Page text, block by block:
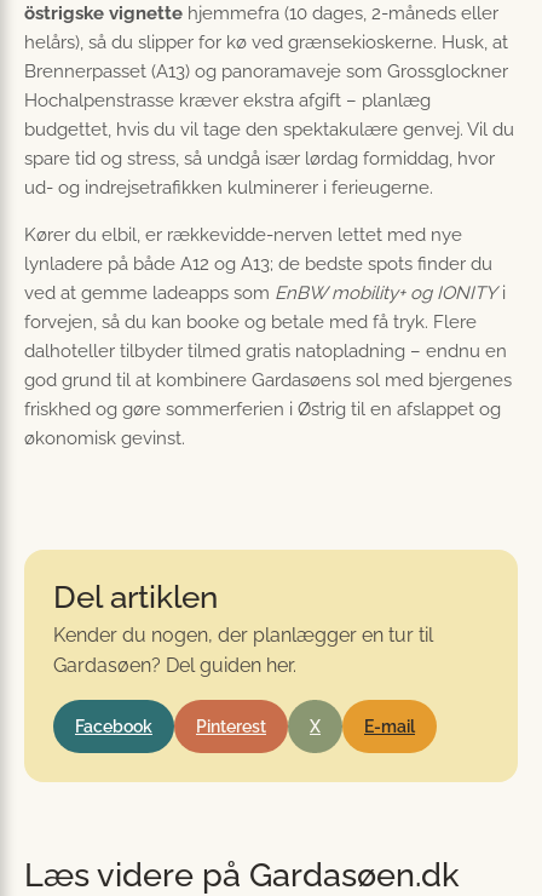
östrigske vignette hjemmefra (10 dages, 2-måneds eller
helårs), så du slipper for kø ved grænsekioskerne. Husk, at
Brennerpasset (A13) og panorama­veje som Grossglockner
Hochalpenstrasse kræver ekstra afgift – planlæg
budgettet, hvis du vil tage den spektakulære genvej. Vil du
spare tid og stress, så undgå især lørdag formiddag, hvor
ud- og indrejsetrafikken kulminerer i ferieugerne.
Kører du elbil, er rækkevidde-nerven lettet med nye
lynladere på både A12 og A13; de bedste spots finder du
ved at gemme ladeapps som EnBW mobility+ og IONITYi
forvejen, så du kan booke og betale med få tryk. Flere
dalhoteller tilbyder tilmed gratis natopladning – endnu en
god grund til at kombinere Gardasøens sol med bjergenes
friskhed og gøre sommerferien i Østrig til en afslappet og
økonomisk gevinst.
Del artiklen
Kender du nogen, der planlægger en tur til
Gardasøen? Del guiden her.
Facebook Pinterest X E-mail
Læs videre på Gardasøen.dk